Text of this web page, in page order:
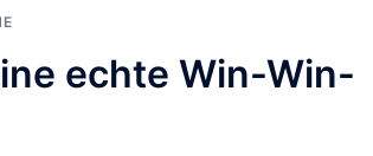
echte Win-Win-